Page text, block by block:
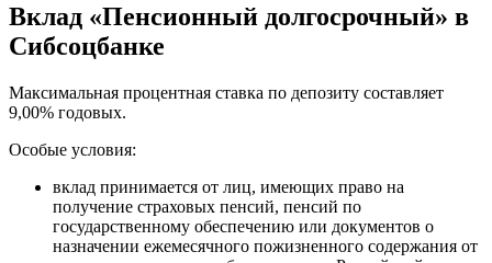
Вклад «Пенсионный долгосрочный» в
Сибсоцбанке
Максимальная процентная ставка по депозиту составляет
9,00% годовых.
Особые условия:
вклад принимается от лиц, имеющих право на
получение страховых пенсий, пенсий по
государственному обеспечению или документов о
назначении ежемесячного пожизненного содержания от